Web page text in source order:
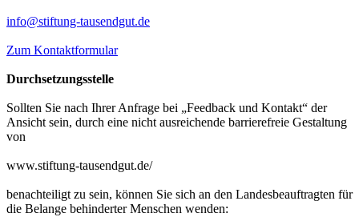
info@stiftung-tausendgut.de
Zum Kontaktformular
Durchsetzungsstelle
Sollten Sie nach Ihrer Anfrage bei „Feedback und Kontakt“ der
Ansicht sein, durch eine nicht ausreichende barrierefreie Gestaltung
von
www.stiftung-tausendgut.de/
benachteiligt zu sein, können Sie sich an den Landesbeauftragten für
die Belange behinderter Menschen wenden: